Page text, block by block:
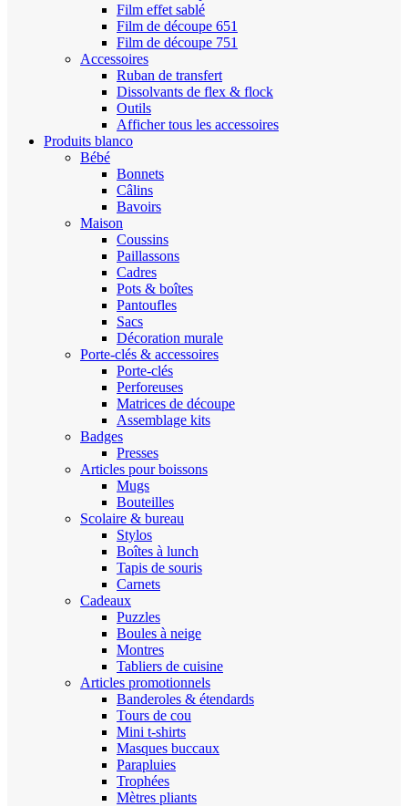
Film effet sablé
Film de découpe 651
Film de découpe 751
Accessoires
Ruban de transfert
Dissolvants de flex & flock
Outils
Afficher tous les accessoires
Produits blanco
Bébé
Bonnets
Câlins
Bavoirs
Maison
Coussins
Paillassons
Cadres
Pots & boîtes
Pantoufles
Sacs
Décoration murale
Porte-clés & accessoires
Porte-clés
Perforeuses
Matrices de découpe
Assemblage kits
Badges
Presses
Articles pour boissons
Mugs
Bouteilles
Scolaire & bureau
Stylos
Boîtes à lunch
Tapis de souris
Carnets
Cadeaux
Puzzles
Boules à neige
Montres
Tabliers de cuisine
Articles promotionnels
Banderoles & étendards
Tours de cou
Mini t-shirts
Masques buccaux
Parapluies
Trophées
Mètres pliants